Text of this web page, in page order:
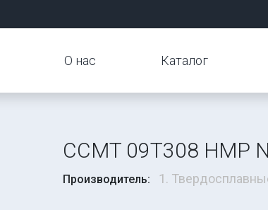
О нас Каталог
CCMT 09T308 HMP
Производитель: 1.